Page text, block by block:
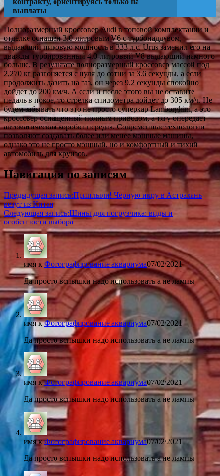
контракту, ориентируясь только на
выплаты
Полноразмерный кроссовер Audi в топовой комплектации и
отделке оснащен 3.0-литровым V6 с турбонаддувом,
выдающий пиковую мощность в 333 л.с. Urus заменил его на
дважды турбированный 4.0-литровый V8 выдающий намного
больше. В результате полноразмерный кроссовер массой под
2,270 кг разгоняется с нуля до сотни за 3.6 секунды, а если
продолжить давить на газ, он через 9.2 секунды спокойно
дойдет до 200 км/ч. А если и после этого вы не оставите
педаль в покое, то стрелка спидометра дойдет до 305 км/ч. Не
будем забывать что это не просто суперкар Lamborghini, а это
кроссовер оснащенный полным приводом, а тягу опередает
автоматическая коробка передач. Современные технологии
позволяют создавать более или менее мощные машины,
однако это не просто мощный, но и комфортный и тихий
автомобиль для круизов.
Навигация по записям
Предыдущая запись:Приплыли! Черную икру в Астрахань
везут из Китая
Следующая запись:Шины для погрузчика: виды и
особенности выбора
имя к Фотографирование аквариума07/02/2021
Да просто вспышки надо использовать а не лампы
имякФотографирование аквариума07/02/2021
Да просто вспышки надо использовать а не лампы
имя кФотографирование аквариума07/02/2021
Да просто вспышки надо использовать а не лампы
имякФотографирование аквариума07/02/2021
Да просто вспышки надо использовать а не лампы